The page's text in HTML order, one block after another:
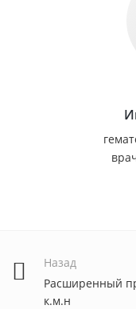
Назад
Расширенный
к.м.н